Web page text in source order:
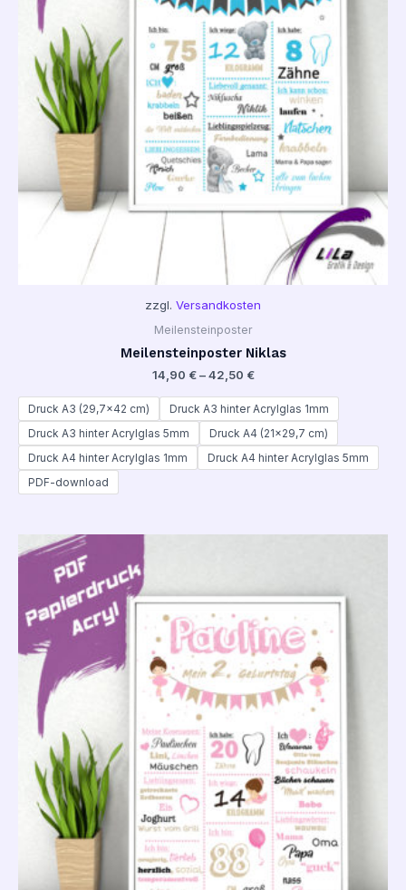
zzgl. Versandkosten
Meilensteinposter
Meilensteinposter Niklas
14,90 €–42,50 €
Druck A3 (29,7x42 cm)
Druck A3 hinter Acrylglas 1mm
Druck A3 hinter Acrylglas 5mm
Druck A4 (21x29,7 cm)
Druck A4 hinter Acrylglas 1mm
Druck A4 hinter Acrylglas 5mm
PDF-download